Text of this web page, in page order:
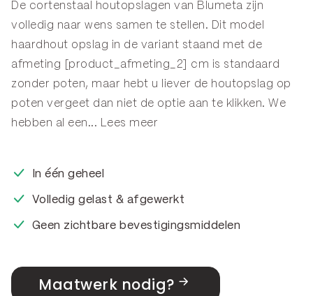
De cortenstaal houtopslagen van Blumeta zijn
volledig naar wens samen te stellen. Dit model
haardhout opslag in de variant staand met de
afmeting [product_afmeting_2] cm is standaard
zonder poten, maar hebt u liever de houtopslag op
poten vergeet dan niet de optie aan te klikken. We
hebben al een... Lees meer
In één geheel
Volledig gelast & afgewerkt
Geen zichtbare bevestigingsmiddelen
Maatwerk nodig?